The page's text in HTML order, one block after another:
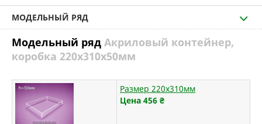
МОДЕЛЬНЫЙ РЯД
Модельный ряд Акриловый контейнер,
коробка 220х310х50мм
Размер 220х310мм
Цена 456 ₴